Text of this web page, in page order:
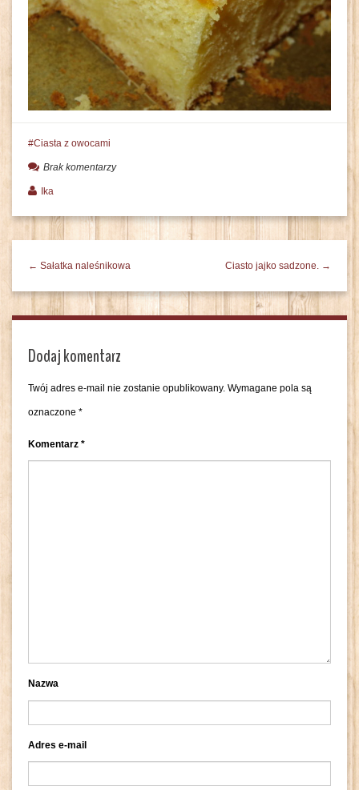
Ciasta z owocami
Brak komentarzy
Ika
← Sałatka naleśnikowa Ciasto jajko sadzone. →
Dodaj komentarz
Twój adres e-mail nie zostanie opublikowany. Wymagane pola są
oznaczone *
Komentarz *
Nazwa
Adres e-mail